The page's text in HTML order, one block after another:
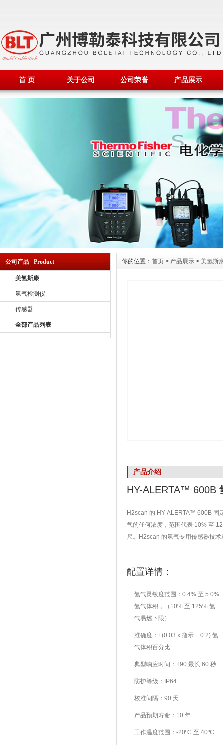
首 页 关于公司 公司荣誉 产品展示
公司产品 Product
美氢斯康
氢气检测仪
传感器
全部产品列表
你的位置： 首页 > 产品展示 > 美氢斯
产品介绍
HY-ALERTA™ 600B
H2scan 的 HY-ALERTA™ 600B 固
气的任何浓度，范围代表 10% 至
尺。H2scan 的氢气专用传感器技
配置详情：
氢气灵敏度范围：0.4% 至 5.0%
氢气体积，（10% 至 125% 氢
气易燃下限）
准确度：±(0.03 x 指示 + 0.2) 氢
气体积百分比
典型响应时间：T90 最长 60 秒
防护等级：IP64
校准间隔：90 天
产品预期寿命：10 年
工作温度范围：-20ºC 至 40ºC